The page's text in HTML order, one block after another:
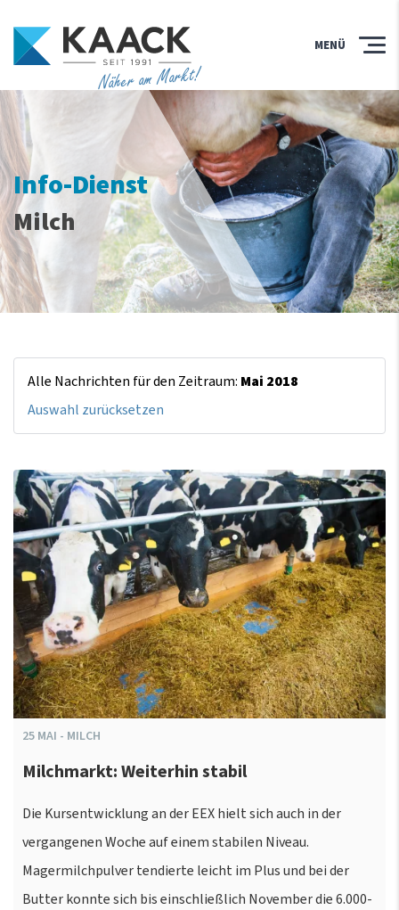
Näher am Markt!
MENÜ
Info-Dienst
Milch
Alle Nachrichten für den Zeitraum: Mai 2018
Auswahl zurücksetzen
25 MAI - MILCH
Milchmarkt: Weiterhin stabil
Die Kursentwicklung an der EEX hielt sich auch in der
vergangenen Woche auf einem stabilen Niveau.
Magermilchpulver tendierte leicht im Plus und bei der
Butter konnte sich bis einschließlich November die 6.000-